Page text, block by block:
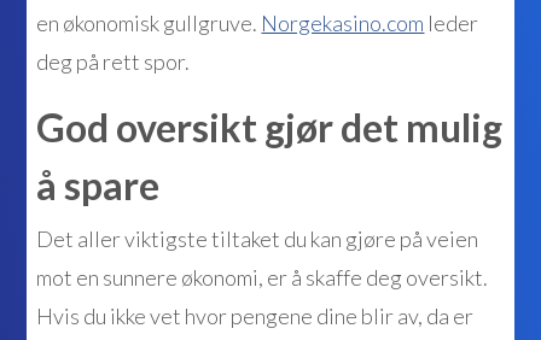
en økonomisk gullgruve. Norgekasino.com leder
deg på rett spor.
God oversikt gjør det mulig
å spare
Det aller viktigste tiltaket du kan gjøre på veien
mot en sunnere økonomi, er å skaffe deg oversikt.
Hvis du ikke vet hvor pengene dine blir av, da er